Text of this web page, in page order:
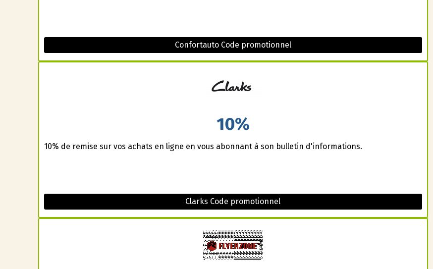
Confortauto Code promotionnel
10%
10% de remise sur vos achats en ligne en vous abonnant à son bulletin d'informations.
Clarks Code promotionnel